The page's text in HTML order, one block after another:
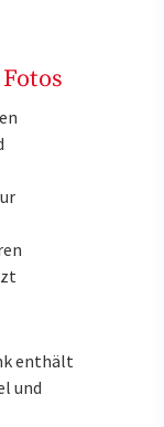
enthält
und